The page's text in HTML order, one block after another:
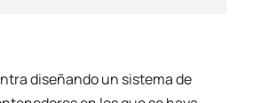
diseñando un sistema de